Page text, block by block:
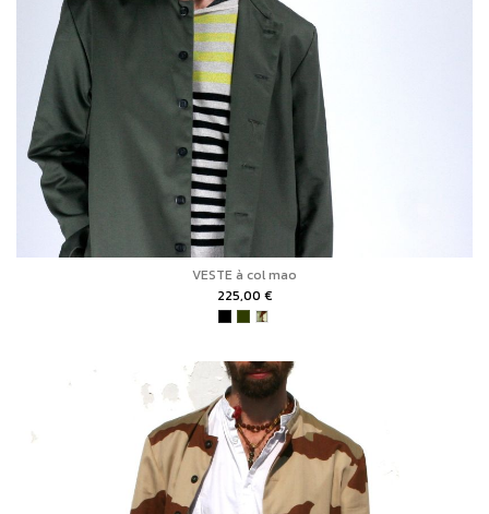
VESTE à col mao
225,00 €